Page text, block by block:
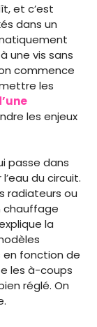
et c’est
dans un
une vis sans
commence
les
les enjeux
passe dans
du circuit.
radiateurs ou
chauffage
la
en fonction de
les à-coups
réglé. On